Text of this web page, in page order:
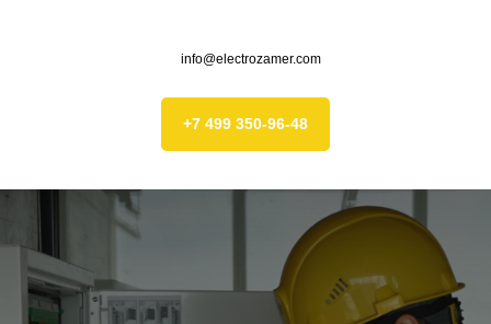
info@electrozamer.com
+7 499 350-96-48